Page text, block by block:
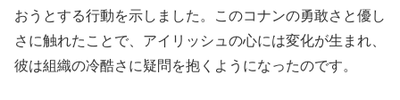
おうとする行動を示しました。このコナンの勇敢さと優し
さに触れたことで、アイリッシュの心には変化が生まれ、
彼は組織の冷酷さに疑問を抱くようになったのです。